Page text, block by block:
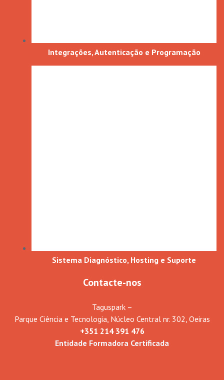
Integrações, Autenticação e Programação
Sistema Diagnóstico, Hosting e Suporte
Contacte-nos
Taguspark –
Parque Ciência e Tecnologia, Núcleo Central nr. 302, Oeiras
+351 214 391 476
Entidade Formadora Certificada